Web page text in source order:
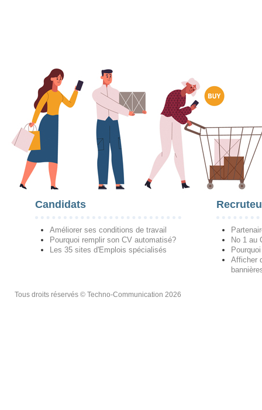
Candidats
Améliorer ses conditions de travail
Pourquoi remplir son CV automatisé?
Les 35 sites d'Emplois spécialisés
No 1 au
Afficher
Tous droits réservés © Techno-Communication 2026